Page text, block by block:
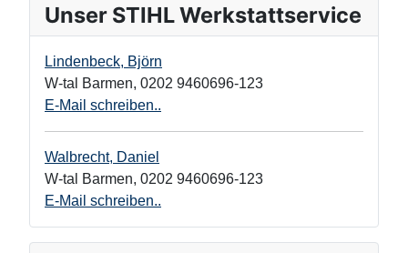
Unser STIHL Werkstattservice
Lindenbeck, Björn
W-tal Barmen, 0202 9460696-123
E-Mail schreiben..
Walbrecht, Daniel
W-tal Barmen, 0202 9460696-123
E-Mail schreiben..